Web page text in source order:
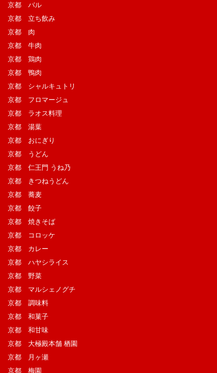
京都 バル
京都 立ち飲み
京都 肉
京都 牛肉
京都 鶏肉
京都 鴨肉
京都 シャルキュトリ
京都 フロマージュ
京都 ラオス料理
京都 湯葉
京都 おにぎり
京都 うどん
京都 仁王門 うね乃
京都 きつねうどん
京都 蕎麦
京都 餃子
京都 焼きそば
京都 コロッケ
京都 カレー
京都 ハヤシライス
京都 野菜
京都 マルシェノグチ
京都 調味料
京都 和菓子
京都 和甘味
京都 大極殿本舗 栖園
京都 月ヶ瀬
京都 梅園